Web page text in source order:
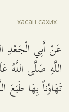
хасан сахих
عَنْ أَبِي
اللَّهِ صَلَّى
تَهَاوُناً بِهَا طَبَعَ